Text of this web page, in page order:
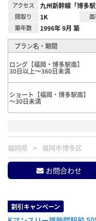
アクセス 九州新幹線「博多
間取り 1K
築年数 1996年 9月 築
プラン名・期間
ロング【福岡・博多駅南】
30日以上～360日未満
ショート【福岡・博多駅南】
～30日未満
福岡県 福岡市博多区
お問合わせ
割引キャンペーン